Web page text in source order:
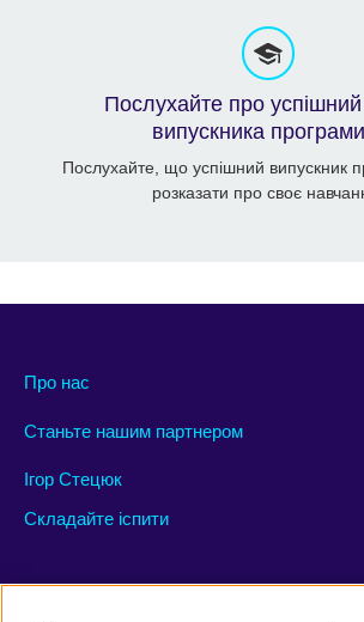
Послухайте про успішний
випускника програми
Послухайте, що успішний випускник
розказати про своє
Про нас
Станьте нашим партнером
Ігор Стецюк
Складайте іспити
Connect with us